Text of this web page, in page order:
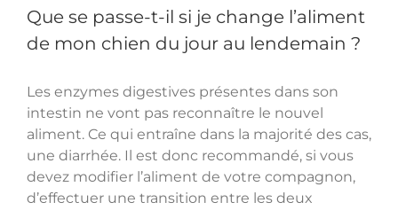
Que se passe-t-il si je change l’aliment
de mon chien du jour au lendemain ?
Les enzymes digestives présentes dans son
intestin ne vont pas reconnaître le nouvel
aliment. Ce qui entraîne dans la majorité des cas,
une diarrhée. Il est donc recommandé, si vous
devez modifier l’aliment de votre compagnon,
d’effectuer une transition entre les deux